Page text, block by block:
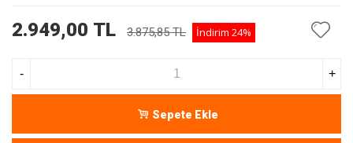
2.949,00 TL 3.875,85 TL İndirim 24%
- +
Sepete Ekle